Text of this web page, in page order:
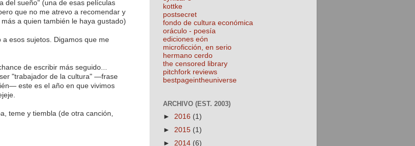
del sueño" (una de esas películas
que no me atrevo a recomendar y
a quien también le haya gustado)
esos sujetos. Digamos que me
de escribir más seguido...
"trabajador de la cultura" —frase
este es el año en que vivimos
teme y tiembla (de otra canción,
kottke
postsecret
fondo de cultura económica
oráculo - poesía
ediciones eón
microficción, en serio
hermano cerdo
the censored library
pitchfork reviews
bestpageintheuniverse
ARCHIVO (EST. 2003)
► 2016 (1)
► 2015 (1)
► 2014 (6)